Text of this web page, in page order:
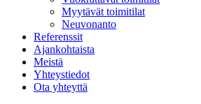
Myytävät toimitilat
Neuvonanto
Referenssit
Ajankohtaista
Meistä
Yhteystiedot
Ota yhteyttä